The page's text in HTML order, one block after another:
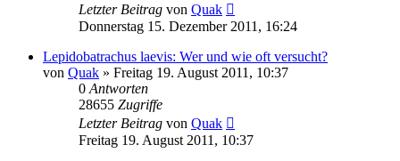
Letzter Beitrag von Quak
Donnerstag 15. Dezember 2011, 16:24
Lepidobatrachus laevis: Wer und wie oft versucht?
von Quak » Freitag 19. August 2011, 10:37
0 Antworten
28655 Zugriffe
Letzter Beitrag von Quak
Freitag 19. August 2011, 10:37